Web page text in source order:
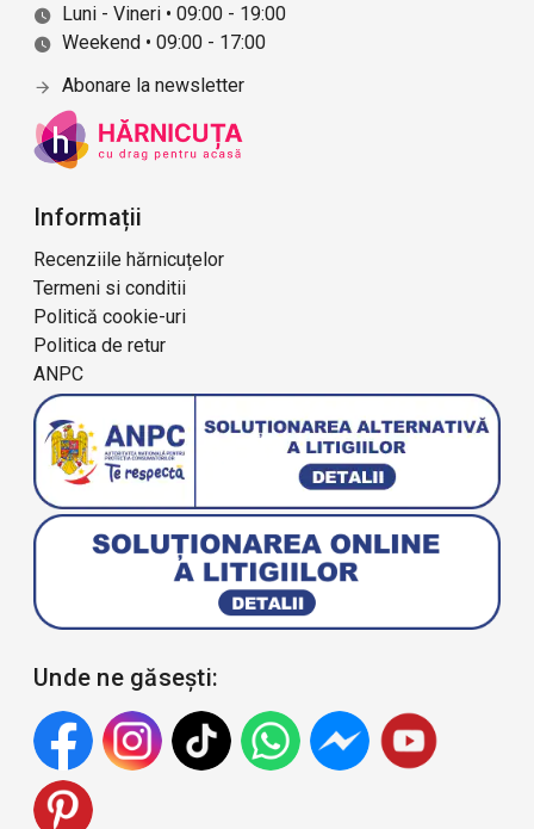
Luni - Vineri • 09:00 - 19:00
Weekend • 09:00 - 17:00
Abonare la newsletter
Informații
Recenziile hărnicuțelor
Termeni si conditii
Politică cookie-uri
Politica de retur
ANPC
Unde ne găsești: